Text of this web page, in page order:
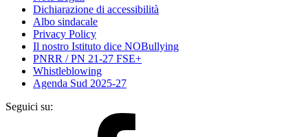
Dichiarazione di accessibilità
Albo sindacale
Privacy Policy
Il nostro Istituto dice NOBullying
PNRR / PN 21-27 FSE+
Whistleblowing
Agenda Sud 2025-27
Seguici su: